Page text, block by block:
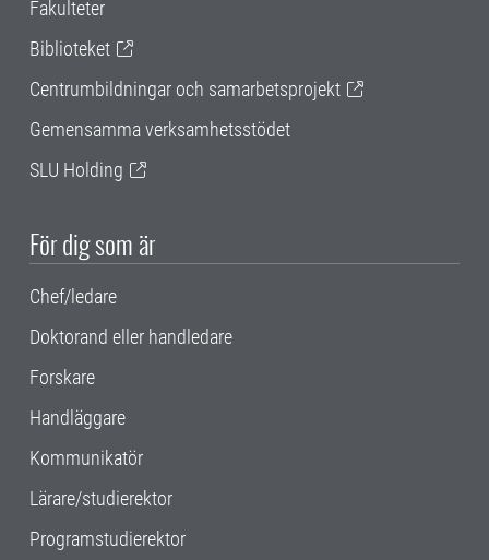
Fakulteter
Biblioteket
Centrumbildningar och samarbetsprojekt
Gemensamma verksamhetsstödet
SLU Holding
För dig som är
Chef/ledare
Doktorand eller handledare
Forskare
Handläggare
Kommunikatör
Lärare/studierektor
Programstudierektor